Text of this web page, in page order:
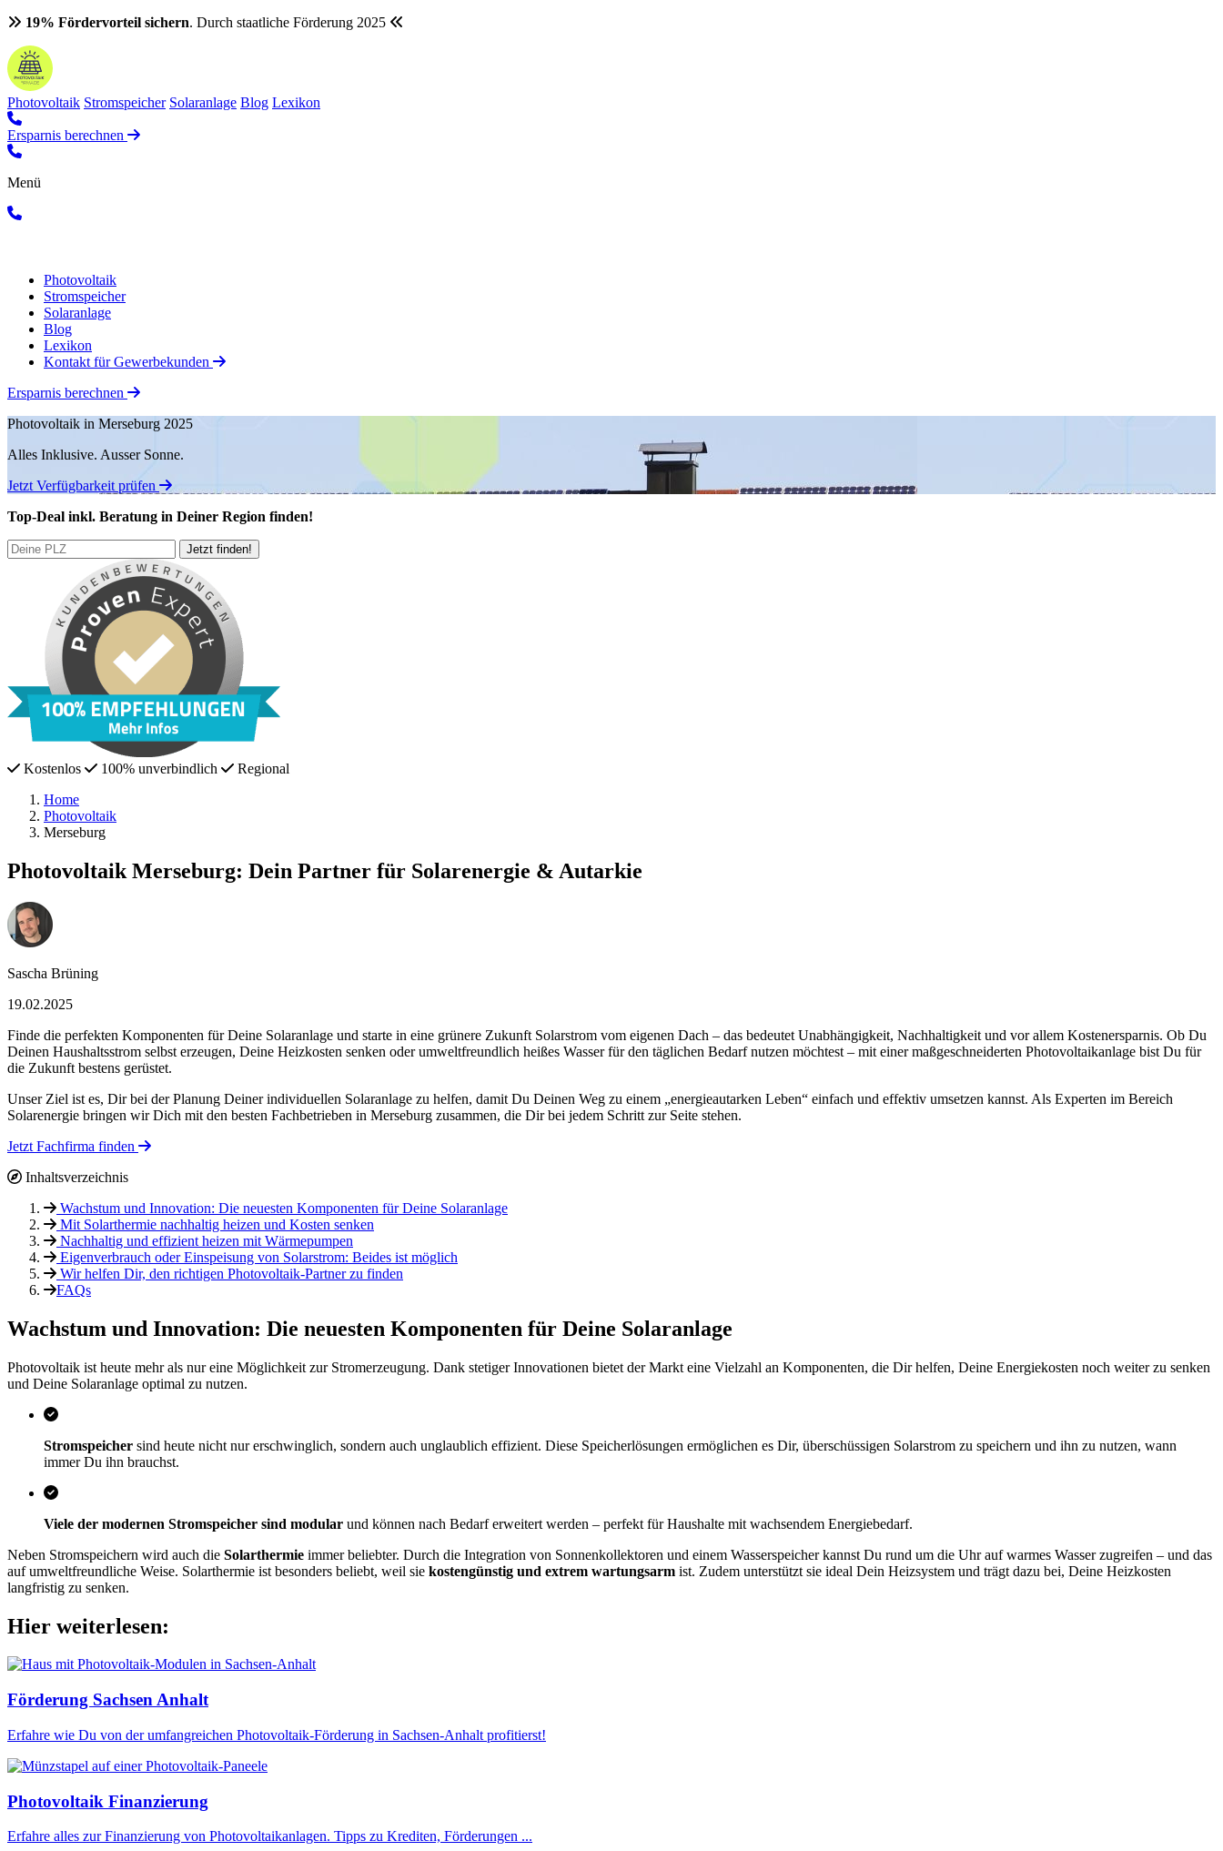
19% Fördervorteil sichern. Durch staatliche Förderung 2025
Photovoltaik Stromspeicher Solaranlage Blog Lexikon
Ersparnis berechnen
Menü
Photovoltaik
Stromspeicher
Solaranlage
Blog
Lexikon
Kontakt für Gewerbekunden
Ersparnis berechnen
Photovoltaik in Merseburg 2025
Alles Inklusive. Ausser Sonne.
Jetzt Verfügbarkeit prüfen
Top-Deal inkl. Beratung in Deiner Region finden!
Kostenlos 100% unverbindlich
Regional
Home
Photovoltaik
Merseburg
Photovoltaik Merseburg: Dein Partner für Solarenergie & Autarkie
Sascha Brüning
19.02.2025
Finde die perfekten Komponenten für Deine Solaranlage und starte in eine grünere Zukunft Solarstrom vom eigenen Dach – das bedeutet Unabhängigkeit, Nachhaltigkeit und vor allem Kostenersparnis. Ob Du
Deinen Haushaltsstrom selbst erzeugen, Deine Heizkosten senken oder umweltfreundlich heißes Wasser für den täglichen Bedarf nutzen möchtest – mit einer maßgeschneiderten Photovoltaikanlage bist Du für
die Zukunft bestens gerüstet.
Unser Ziel ist es, Dir bei der Planung Deiner individuellen Solaranlage zu helfen, damit Du Deinen Weg zu einem „energieautarken Leben“ einfach und effektiv umsetzen kannst. Als Experten im Bereich
Solarenergie bringen wir Dich mit den besten Fachbetrieben in Merseburg zusammen, die Dir bei jedem Schritt zur Seite stehen.
Jetzt Fachfirma finden
Inhaltsverzeichnis
Wachstum und Innovation: Die neuesten Komponenten für Deine Solaranlage
Mit Solarthermie nachhaltig heizen und Kosten senken
Nachhaltig und effizient heizen mit Wärmepumpen
Eigenverbrauch oder Einspeisung von Solarstrom: Beides ist möglich
Wir helfen Dir, den richtigen Photovoltaik-Partner zu finden
FAQs
Wachstum und Innovation: Die neuesten Komponenten für Deine Solaranlage
Photovoltaik ist heute mehr als nur eine Möglichkeit zur Stromerzeugung. Dank stetiger Innovationen bietet der Markt eine Vielzahl an Komponenten, die Dir helfen, Deine Energiekosten noch weiter zu senken
und Deine Solaranlage optimal zu nutzen.
Stromspeicher sind heute nicht nur erschwinglich, sondern auch unglaublich effizient. Diese Speicherlösungen ermöglichen es Dir, überschüssigen Solarstrom zu speichern und ihn zu nutzen, wann
immer Du ihn brauchst.
Viele der modernen Stromspeicher sind modular und können nach Bedarf erweitert werden – perfekt für Haushalte mit wachsendem Energiebedarf.
Neben Stromspeichern wird auch die Solarthermie immer beliebter. Durch die Integration von Sonnenkollektoren und einem Wasserspeicher kannst Du rund um die Uhr auf warmes Wasser zugreifen – und das
auf umweltfreundliche Weise. Solarthermie ist besonders beliebt, weil sie kostengünstig und extrem wartungsarm ist. Zudem unterstützt sie ideal Dein Heizsystem und trägt dazu bei, Deine Heizkosten
langfristig zu senken.
Hier weiterlesen:
Förderung Sachsen Anhalt
Erfahre wie Du von der umfangreichen Photovoltaik-Förderung in Sachsen-Anhalt profitierst!
Photovoltaik Finanzierung
Erfahre alles zur Finanzierung von Photovoltaikanlagen. Tipps zu Krediten, Förderungen ...